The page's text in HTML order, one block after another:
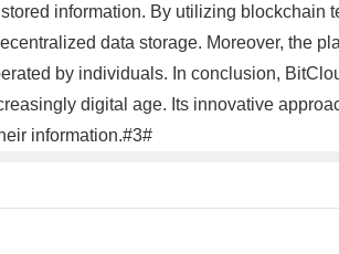
information. By utilizing blockchain
data storage. Moreover, the
by individuals. In conclusion,
digital age. Its innovative
information.#3#